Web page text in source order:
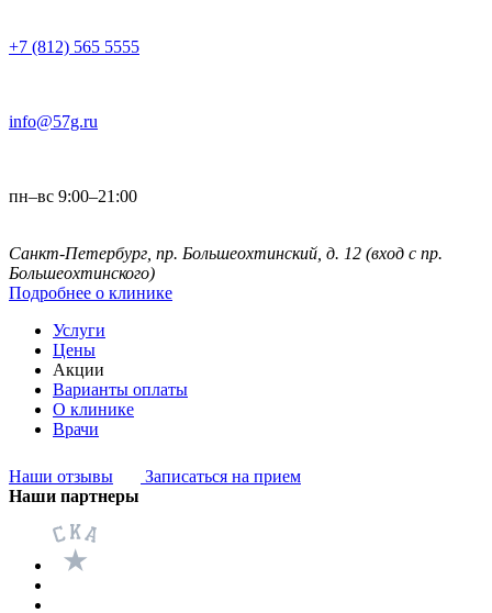
+7 (812) 565 5555
info@57g.ru
пн–вс 9:00–21:00
Санкт-Петербург, пр. Большеохтинский, д. 12 (вход с пр.
Большеохтинского)
Подробнее о клинике
Услуги
Цены
Акции
Варианты оплаты
О клинике
Врачи
Наши отзывы
Записаться на прием
Наши партнеры